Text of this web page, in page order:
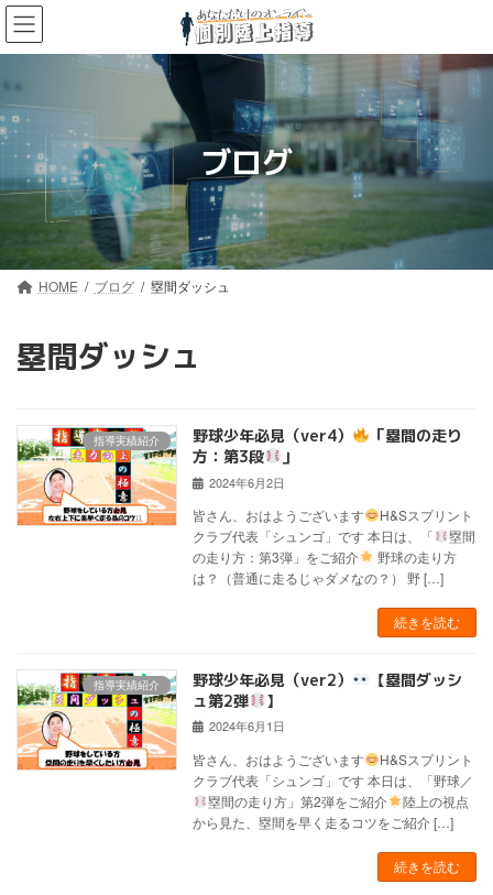
コ
ン
テ
ン
ツ
へ
ス
ッ
ナ
ビ
ゲ
ー
シ
ョ
ン
移
ブログ
HOME ブログ 塁間ダッシュ
塁間ダッシュ
指導実績紹介 野球少年必見（ver4）
「塁間の走り
方：第3段
」
2024年6月2日
皆さん、おはようございます
H&Sスプリント
クラブ代表「シュンゴ」です 本日は、「
塁間
の走り方：第3弾」をご紹介
野球の走り方
は？（普通に走るじゃダメなの？） 野 […]
続きを読む
指導実績紹介 野球少年必見（ver2）
【塁間ダッシ
ュ第2弾
】
2024年6月1日
皆さん、おはようございます
H&Sスプリント
クラブ代表「シュンゴ」です 本日は、「野球／
塁間の走り方」第2弾をご紹介
陸上の視点
から見た、塁間を早く走るコツをご紹介 […]
続きを読む